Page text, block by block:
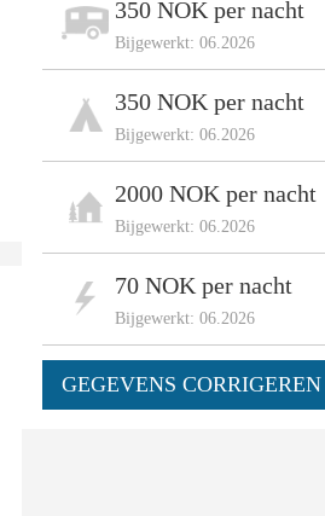
350 NOK per nacht
Bijgewerkt: 06.2026
350 NOK per nacht
Bijgewerkt: 06.2026
2000 NOK per nacht
Bijgewerkt: 06.2026
70 NOK per nacht
Bijgewerkt: 06.2026
GEGEVENS